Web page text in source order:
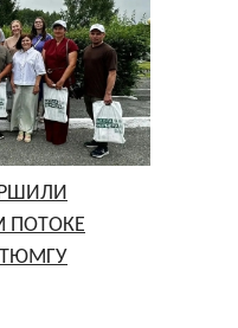
ПОТОКЕ